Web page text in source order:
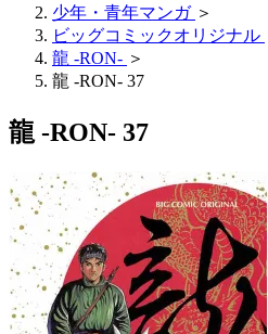
少年・青年マンガ ＞
ビッグコミックオリジナル
龍 -RON- ＞
龍 -RON- 37
龍 -RON- 37